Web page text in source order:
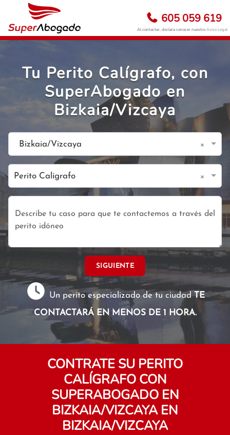
605 059 619
Al contactar, declara conocer nuestroAviso Legal
Tu Perito Calígrafo, con
SuperAbogado en
Bizkaia/Vizcaya
Bizkaia/Vizcaya ×
Perito Calígrafo ×
SIGUIENTE
Un perito especializado de tu ciudadTE
CONTACTARÁ EN MENOS DE 1 HORA.
CONTRATE SU PERITO
CALÍGRAFO CON
SUPERABOGADO EN
BIZKAIA/VIZCAYA EN
BIZKAIA/VIZCAYA